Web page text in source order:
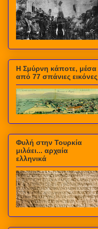
Η Σμύρνη κάποτε, μέσα
από 77 σπάνιες εικόνες
Φυλή στην Τουρκία
μιλάει... αρχαία
ελληνικά